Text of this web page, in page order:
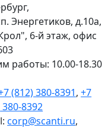
Энергетиков, д.10а,
6-й этаж, офис
работы: 10.00-18.30
(812) 380-8391,+7
380-8392
corp@scanti.ru,